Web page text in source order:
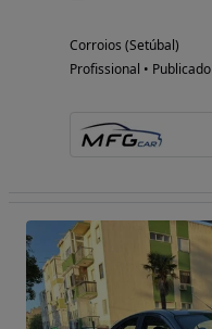
Corroios (Setúbal)
Profissional • Publicado